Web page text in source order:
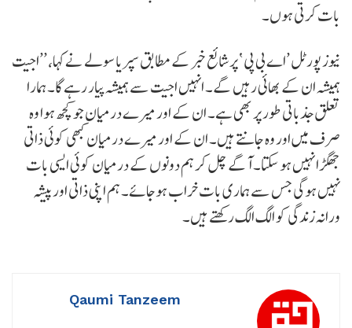
بات کرتی ہوں۔
نیوز پورٹل ’اے بی پی ‘ پر شائع خبر کے مطابق سپریا سولے نے کہا، ’’اجیت
ہمیشہ ان کے بھائی رہیں گے۔ انہیں اجیت سے ہمیشہ پیار رہے گا۔ ہمارا
تعلق جذباتی طور پر بھی ہے۔ ان کے اور میرے درمیان جو کچھ ہوا وہ
صرف میں اور وہ جانتے ہیں۔ ان کے اور میرے درمیان کبھی کوئی ذاتی
جھگڑا نہیں ہو سکتا۔ آگے چل کر ہم دونوں کے درمیان کوئی ایسی بات
نہیں ہوگی جس سے ہماری بات خراب ہوجائے۔ ہم اپنی ذاتی اور پیشہ
ورانہ زندگی کو الگ الگ رکھتے ہیں۔
Qaumi Tanzeem